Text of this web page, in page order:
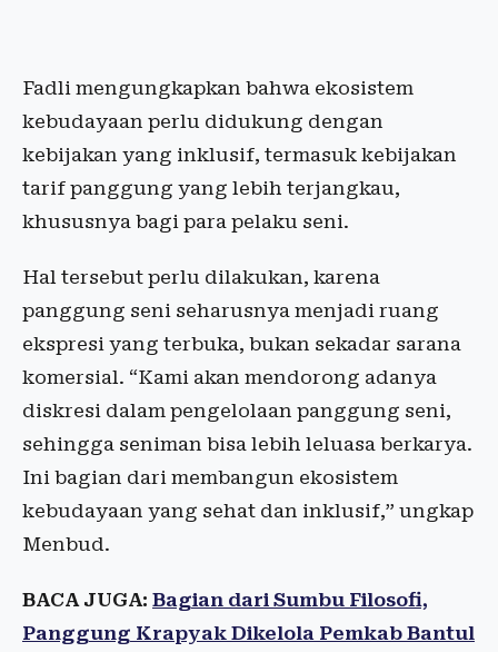
Fadli mengungkapkan bahwa ekosistem
kebudayaan perlu didukung dengan
kebijakan yang inklusif, termasuk kebijakan
tarif panggung yang lebih terjangkau,
khususnya bagi para pelaku seni.
Hal tersebut perlu dilakukan, karena
panggung seni seharusnya menjadi ruang
ekspresi yang terbuka, bukan sekadar sarana
komersial. “Kami akan mendorong adanya
diskresi dalam pengelolaan panggung seni,
sehingga seniman bisa lebih leluasa berkarya.
Ini bagian dari membangun ekosistem
kebudayaan yang sehat dan inklusif,” ungkap
Menbud.
BACA JUGA: Bagian dari Sumbu Filosofi,
Panggung Krapyak Dikelola Pemkab Bantul